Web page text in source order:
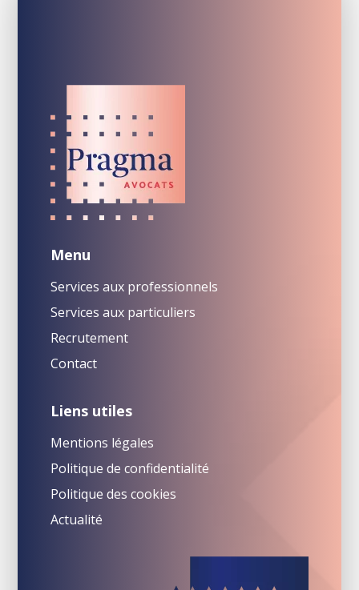
Menu
Services aux professionnels
Services aux particuliers
Recrutement
Contact
Liens utiles
Mentions légales
Politique de confidentialité
Politique des cookies
Actualité